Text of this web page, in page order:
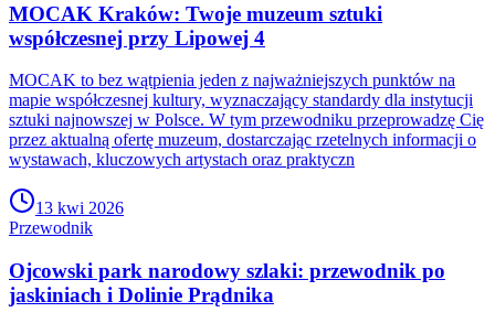
MOCAK Kraków: Twoje muzeum sztuki
współczesnej przy Lipowej 4
MOCAK to bez wątpienia jeden z najważniejszych punktów na
mapie współczesnej kultury, wyznaczający standardy dla instytucji
sztuki najnowszej w Polsce. W tym przewodniku przeprowadzę Cię
przez aktualną ofertę muzeum, dostarczając rzetelnych informacji o
wystawach, kluczowych artystach oraz praktyczn
13 kwi 2026
Przewodnik
Ojcowski park narodowy szlaki: przewodnik po
jaskiniach i Dolinie Prądnika